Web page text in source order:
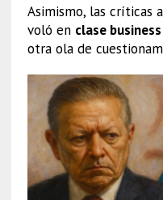
Asimismo, las críticas
voló en clase business
otra ola de